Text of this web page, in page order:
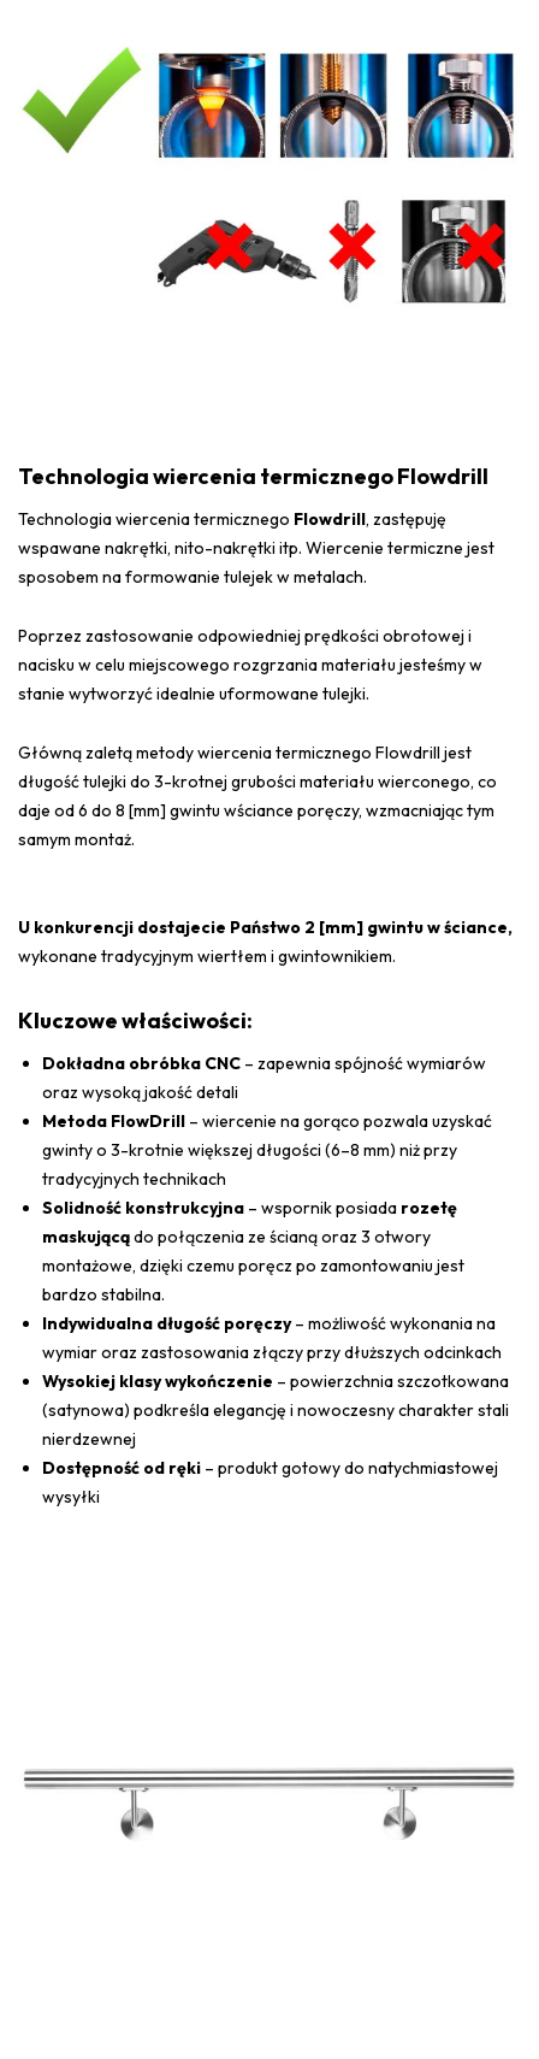
Technologia wiercenia termicznego Flowdrill
Technologia wiercenia termicznego Flowdrill, zastępuję
wspawane nakrętki, nito-nakrętki itp. Wiercenie termiczne jest
sposobem na formowanie tulejek w metalach.
Poprzez zastosowanie odpowiedniej prędkości obrotowej i
nacisku w celu miejscowego rozgrzania materiału jesteśmy w
stanie wytworzyć idealnie uformowane tulejki.
Główną zaletą metody wiercenia termicznego Flowdrill jest
długość tulejki do 3-krotnej grubości materiału wierconego, co
daje od 6 do 8 [mm] gwintu wściance poręczy, wzmacniając tym
samym montaż.
U konkurencji dostajecie Państwo 2 [mm] gwintu w ściance,
wykonane tradycyjnym wiertłem i gwintownikiem.
Kluczowe właściwości:
Dokładna obróbka CNC – zapewnia spójność wymiarów
oraz wysoką jakość detali
Metoda FlowDrill – wiercenie na gorąco pozwala uzyskać
gwinty o 3-krotnie większej długości (6–8 mm) niż przy
tradycyjnych technikach
Solidność konstrukcyjna – wspornik posiada rozetę
maskującądo połączenia ze ścianą oraz 3 otwory
montażowe, dzięki czemu poręcz po zamontowaniu jest
bardzo stabilna.
Indywidualna długość poręczy– możliwość wykonania na
wymiar oraz zastosowania złączy przy dłuższych odcinkach
Wysokiej klasy wykończenie – powierzchnia szczotkowana
(satynowa) podkreśla elegancję i nowoczesny charakter stali
nierdzewnej
Dostępność od ręki – produkt gotowy do natychmiastowej
wysyłki